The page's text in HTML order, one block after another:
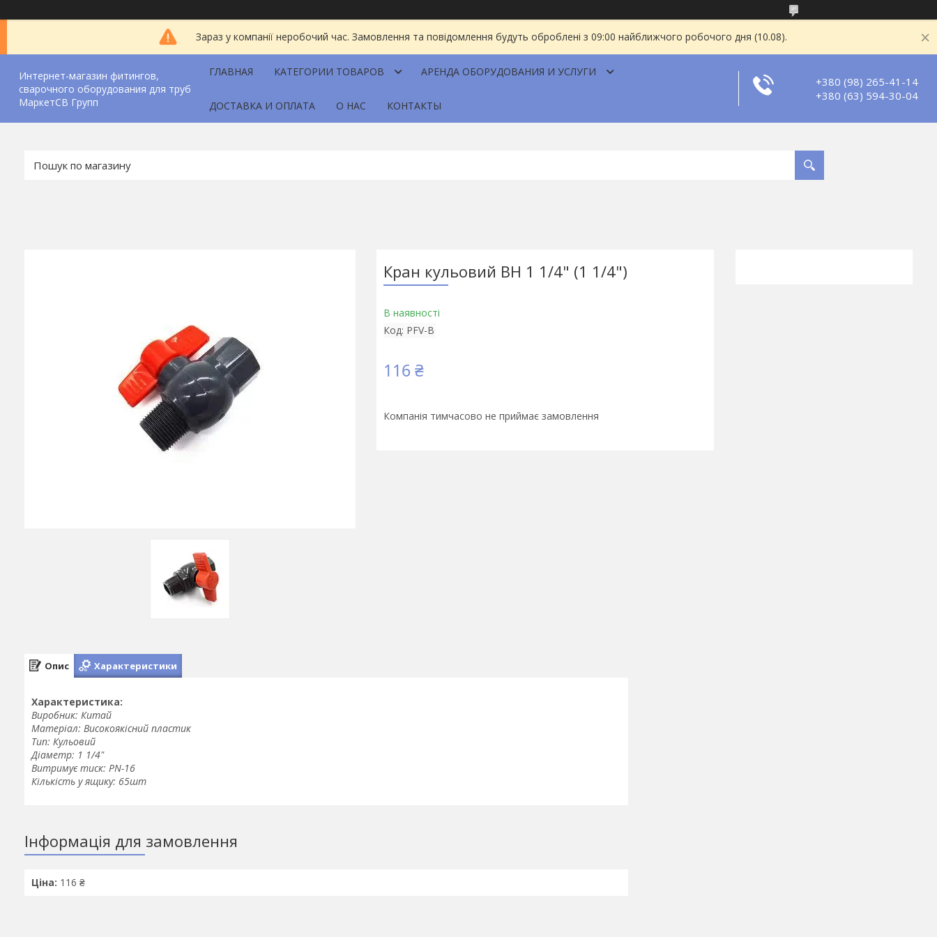
Зараз у компанії неробочий час. Замовлення та повідомлення будуть оброблені з 09:00 найближчого робочого дня (10.08).
Интернет-магазин фитингов,
сварочного оборудования для труб
МаркетСВ Групп
ГЛАВНАЯ КАТЕГОРИИ ТОВАРОВ АРЕНДА ОБОРУДОВАНИЯ И УСЛУГИ
ДОСТАВКА И ОПЛАТА О НАС КОНТАКТЫ
+380 (98) 265-41-14
+380 (63) 594-30-04
Кран кульовий ВН 1 1/4" (1 1/4")
В наявності
Код: PFV-B
116 ₴
Компанія тимчасово не приймає замовлення
Опис Характеристики
Характеристика:
Виробник: Китай
Матеріал: Високоякісний пластик
Тип: Кульовий
Діаметр: 1 1/4"
Витримує тиск: PN-16
Кількість у ящику: 65шт
Інформація для замовлення
Ціна: 116 ₴